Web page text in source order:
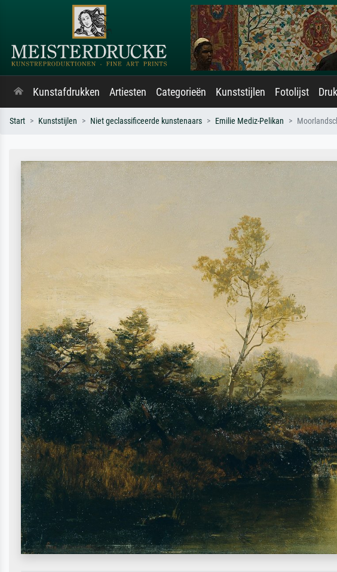
Kunstafdrukken Artiesten Categorieën Kunststijlen Fotolijst
Start Kunststijlen Niet geclassificeerde kunstenaars Emilie Mediz-Pelikan